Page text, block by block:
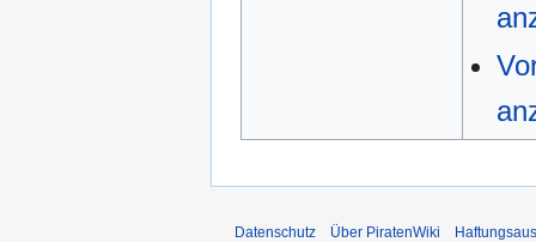
Datenschutz Über PiratenWiki